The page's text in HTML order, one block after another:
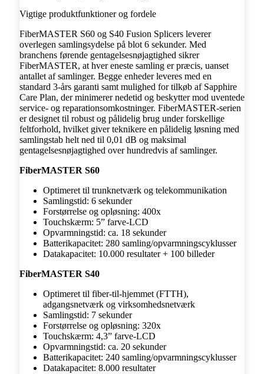
Vigtige produktfunktioner og fordele
FiberMASTER S60 og S40 Fusion Splicers leverer
overlegen samlingsydelse på blot 6 sekunder. Med
branchens førende gentagelsesnøjagtighed sikrer
FiberMASTER, at hver eneste samling er præcis, uanset
antallet af samlinger. Begge enheder leveres med en
standard 3-års garanti samt mulighed for tilkøb af Sapphire
Care Plan, der minimerer nedetid og beskytter mod uventede
service- og reparationsomkostninger. FiberMASTER-serien
er designet til robust og pålidelig brug under forskellige
feltforhold, hvilket giver teknikere en pålidelig løsning med
samlingstab helt ned til 0,01 dB og maksimal
gentagelsesnøjagtighed over hundredvis af samlinger.
FiberMASTER S60
Optimeret til trunknetværk og telekommunikation
Samlingstid: 6 sekunder
Forstørrelse og opløsning: 400x
Touchskærm: 5” farve-LCD
Opvarmningstid: ca. 18 sekunder
Batterikapacitet: 280 samling/opvarmningscyklusser
Datakapacitet: 10.000 resultater + 100 billeder
FiberMASTER S40
Optimeret til fiber-til-hjemmet (FTTH),
adgangsnetværk og virksomhedsnetværk
Samlingstid: 7 sekunder
Forstørrelse og opløsning: 320x
Touchskærm: 4,3” farve-LCD
Opvarmningstid: ca. 20 sekunder
Batterikapacitet: 240 samling/opvarmningscyklusser
Datakapacitet: 8.000 resultater